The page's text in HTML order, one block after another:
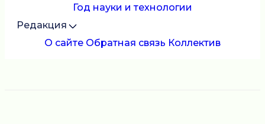
Год науки и технологии
Редакция
О сайте Обратная связь Коллектив